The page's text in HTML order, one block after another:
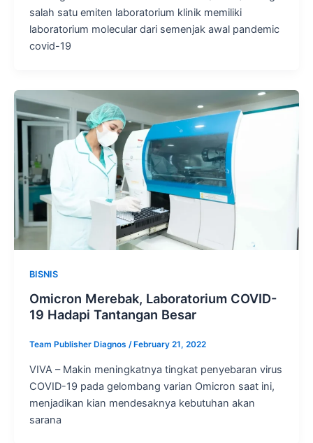
salah satu emiten laboratorium klinik memiliki
laboratorium molecular dari semenjak awal pandemic
covid-19
BISNIS
Omicron Merebak, Laboratorium COVID-
19 Hadapi Tantangan Besar
Team Publisher Diagnos / February 21, 2022
VIVA – Makin meningkatnya tingkat penyebaran virus
COVID-19 pada gelombang varian Omicron saat ini,
menjadikan kian mendesaknya kebutuhan akan
sarana